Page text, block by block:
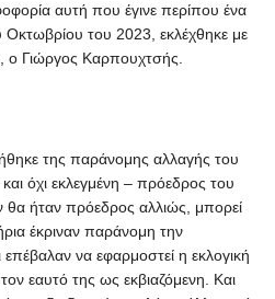
αυτή που έγινε περίπου ένα
Οκτωβρίου του 2023, εκλέχθηκε με
ο Γιώργος Καρπουχτσής.
της παράνομης αλλαγής του
όχι εκλεγμένη – πρόεδρος του
θα ήταν πρόεδρος αλλιώς, μπορεί
έκριναν παράνομη την
επέβαλαν να εφαρμοστεί η εκλογική
εαυτό της ως εκβιαζόμενη. Και